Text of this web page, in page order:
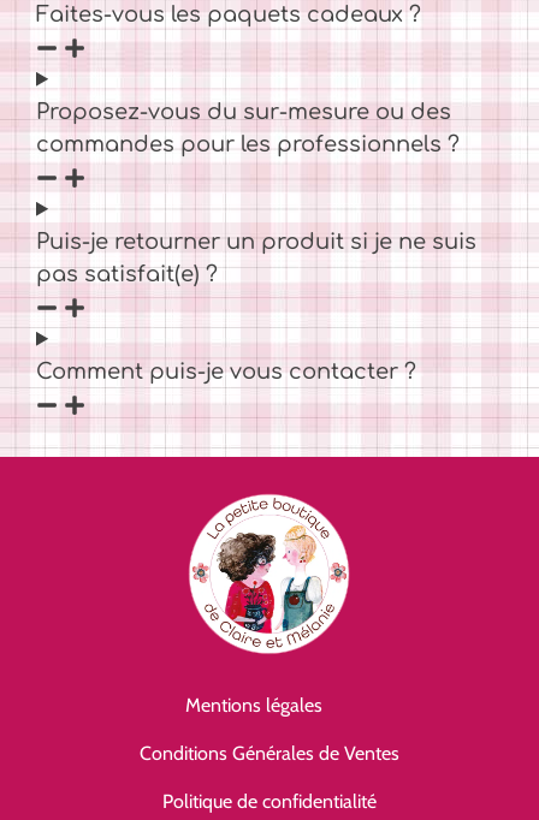
Faites-vous les paquets cadeaux ?
Proposez-vous du sur-mesure ou des
commandes pour les professionnels ?
Puis-je retourner un produit si je ne suis
pas satisfait(e) ?
Comment puis-je vous contacter ?
Mentions légales
Conditions Générales de Ventes
Politique de confidentialité